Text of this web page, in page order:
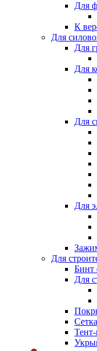
Для
К
Для
Для
Для
Для
Для
Для
Бинт
Для